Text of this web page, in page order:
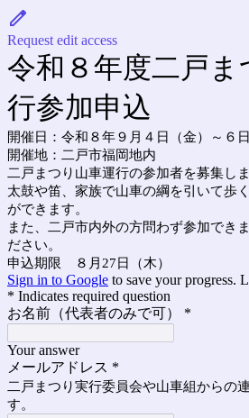
Request edit access
令和８年度二戸ま
行参加申込
開催日：令和８年９月４日（金）～６日
開催地：二戸市福岡地内
二戸まつり山車運行の参加者を募集しま
太鼓や笛、家族で山車の綱を引いて歩
ができます。
また、二戸市内外の方問わず参加でき
ださい。
申込期限 ８月27日（木）
Sign in to Google to save your progress.
* Indicates required question
お名前（代表者のみで可）
*
Your answer
メールアドレス *
二戸まつり実行委員会や山車組からの
す。